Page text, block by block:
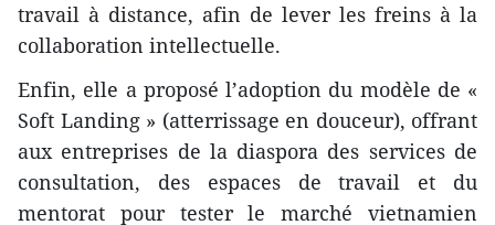
travail à distance, afin de lever les freins à la
collaboration intellectuelle.
​Enfin, elle a proposé l’adoption du modèle de «
Soft Landing » (atterrissage en douceur), offrant
aux entreprises de la diaspora des services de
consultation, des espaces de travail et du
mentorat pour tester le marché vietnamien